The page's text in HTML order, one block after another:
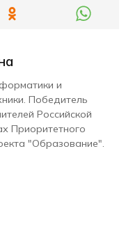
и
Победитель
Российской
Приоритетного
"Образование".